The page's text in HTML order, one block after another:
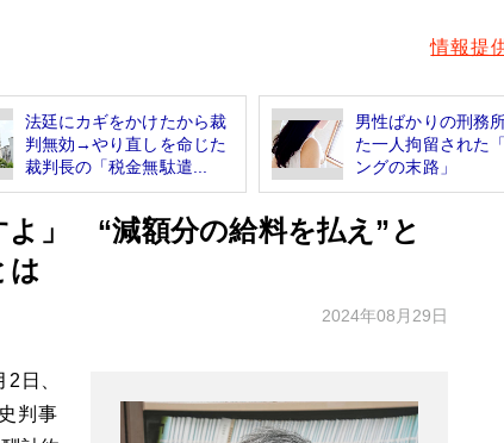
情報提
法廷にカギをかけたから裁
判無効→やり直しを命じた
裁判長の「税金無駄遣...
男性ばかりの刑務
た一人拘留された
ングの末路」
よ」 “減額分の給料を払え”と
は
2024年08月29日
日、
判事